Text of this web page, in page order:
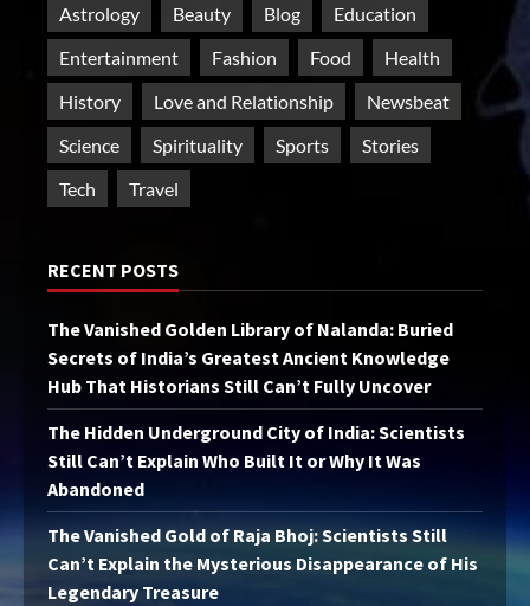
Astrology Beauty Blog
Education
Entertainment
Fashion Food
Health
History
Love and Relationship
Newsbeat
Science
Spirituality Sports
Stories
Tech
Travel
RECENT POSTS
The Vanished Golden Library of Nalanda: Buried
Secrets of India’s Greatest Ancient Knowledge
Hub That Historians Still Can’t Fully Uncover
The Hidden Underground City of India: Scientists
Still Can’t Explain Who Built It or Why It Was
Abandoned
The Vanished Gold of Raja Bhoj: Scientists Still
Can’t Explain the Mysterious Disappearance of His
Legendary Treasure